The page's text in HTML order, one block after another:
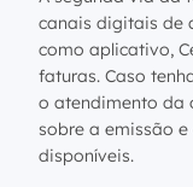
canais digitais de
como aplicativo,
faturas. Caso
o atendimento da
sobre a emissão
disponíveis.